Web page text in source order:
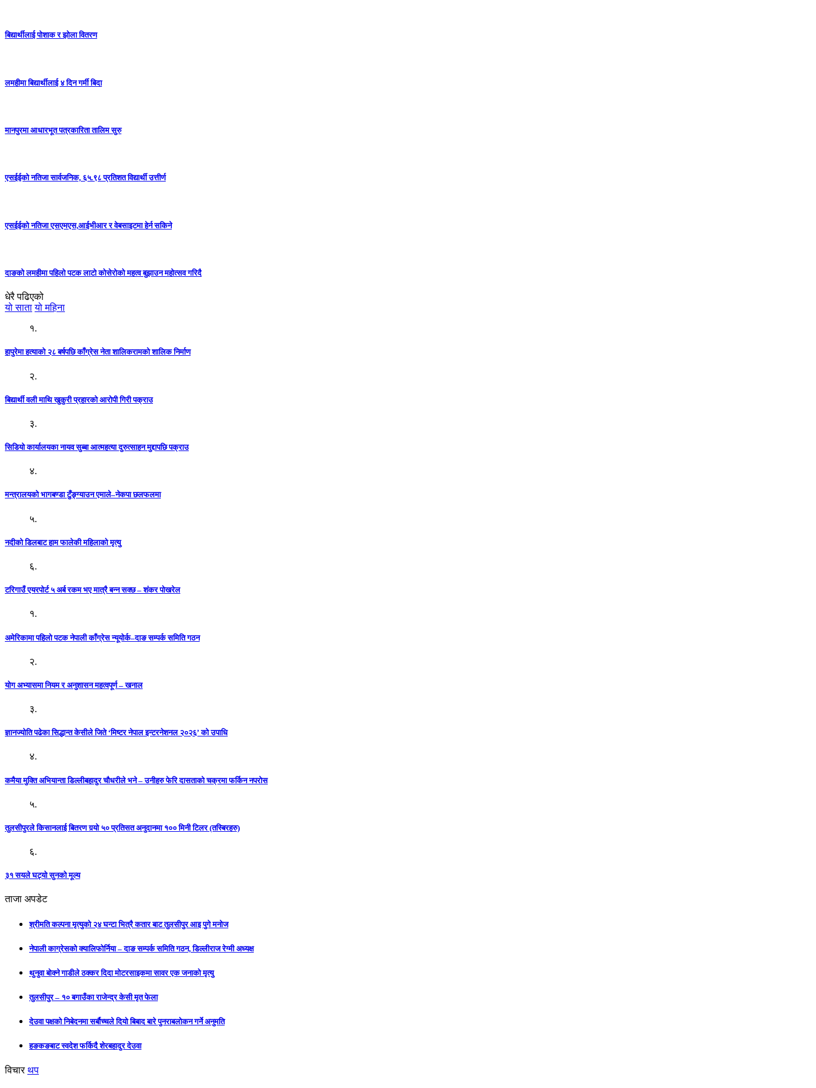
बिद्यार्थीलाई पोशाक र झोला वितरण
लमहीमा बिद्यार्थीलाई ४ दिन गर्मी बिदा
मानपुरमा आधारभूत पत्रकारिता तालिम सुरु
एसईईको नतिजा सार्वजनिक, ६५.९८ प्रतिशत विद्यार्थी उत्तीर्ण
एसईईको नतिजा एसएमएस,आईभीआर र वेबसाइटमा हेर्न सकिने
दाङको लमहीमा पहिलो पटक लाटो कोसेरोको महत्व बुझाउन महोत्सव गरिदै
धेरै पढिएको
यो साता यो महिना
१.
हापुरेमा हत्याको २८ बर्षपछि काँग्रेस नेता शालिकरामको शालिक निर्माण
२.
बिद्यार्थी वली माथि खुकुरी प्रहारको आरोपी गिरी पक्राउ
३.
सिडियो कार्यालयका नायव सुब्बा आत्महत्या दुरुत्साहन मुद्दापछि पक्राउ
४.
मन्त्रालयको भागबण्डा टुँङ्ग्याउन एमाले–नेकपा छलफलमा
५.
नदीको डिलबाट हाम फालेकी महिलाको मृत्यु
६.
टरिगाउँ एयरपोर्ट ५ अर्ब रकम भए मात्रै बन्न सक्छ – शंकर पोखरेल
१.
अमेरिकामा पहिलो पटक नेपाली काँग्रेस न्यूयोर्क–दाङ सम्पर्क समिति गठन
२.
योग अभ्यासमा नियम र अनुशासन महत्वपूर्ण – खनाल
३.
ज्ञानज्योति पढेका सिद्धान्त केसीले जिते ‘मिष्टर नेपाल इन्टरनेशनल २०२६’ को उपाधि
४.
कमैया मुक्ति अभियान्ता डिल्लीबहादुर चौधरीले भने – उनीहरु फेरि दासताको चक्रमा फर्किन नपरोस
५.
तुलसीपुरले किसानलाई बितरण गर्‍यो ५० प्रतिसत अनुदानमा १०० मिनी टिलर (तस्बिरहरु)
६.
३१ सयले घट्यो सुनको मूल्य
ताजा अपडेट
श्रीमति कल्पना मृत्युको २४ घन्टा भित्रै कतार बाट तुलसीपुर आइ पुगे मनोज
नेपाली काग्रेसको क्यालिफोर्निया – दाङ सम्पर्क समिति गठन, डिल्लीराज रेग्मी अध्यक्ष
थुनुवा बोक्ने गाडीले ठक्कर दिदा मोटरसाइकमा सावर एक जनाको मृत्यु
तुलसीपुर – १० बगाउँका राजेन्द्र केसी मृत फेला
देउवा पक्षको निबेदनमा सर्बौच्चले दियो बिबाद बारे पुनराबलोकन गर्ने अनुमति
हङकङबाट स्वदेश फर्किदै शेरबहादुर देउवा
विचार थप